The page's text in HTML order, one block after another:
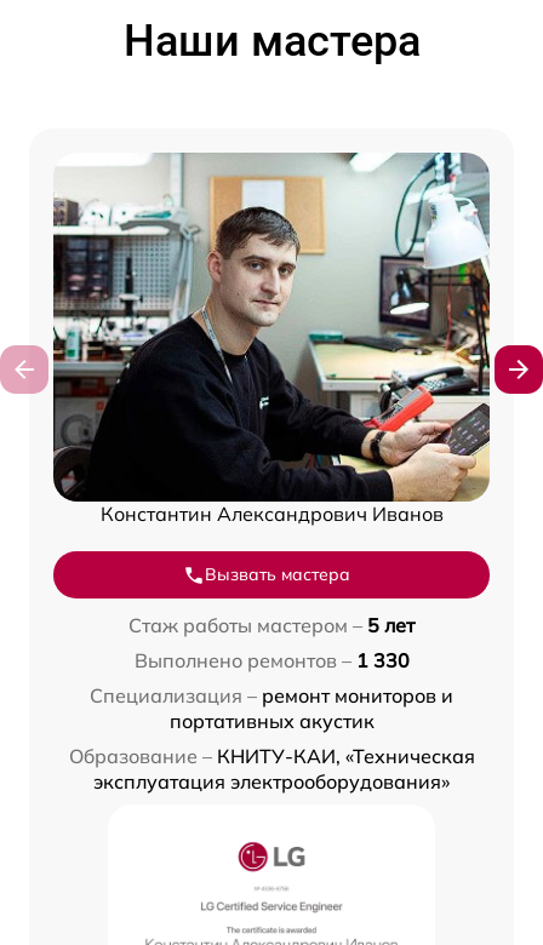
Наши мастера
Константин Александрович Иванов
Вызвать мастера
Стаж работы мастером – 5 лет
Выполнено ремонтов – 1 330
Специализация – ремонт мониторов и
портативных акустик
Образование – КНИТУ-КАИ, «Техническая
эксплуатация электрооборудования»